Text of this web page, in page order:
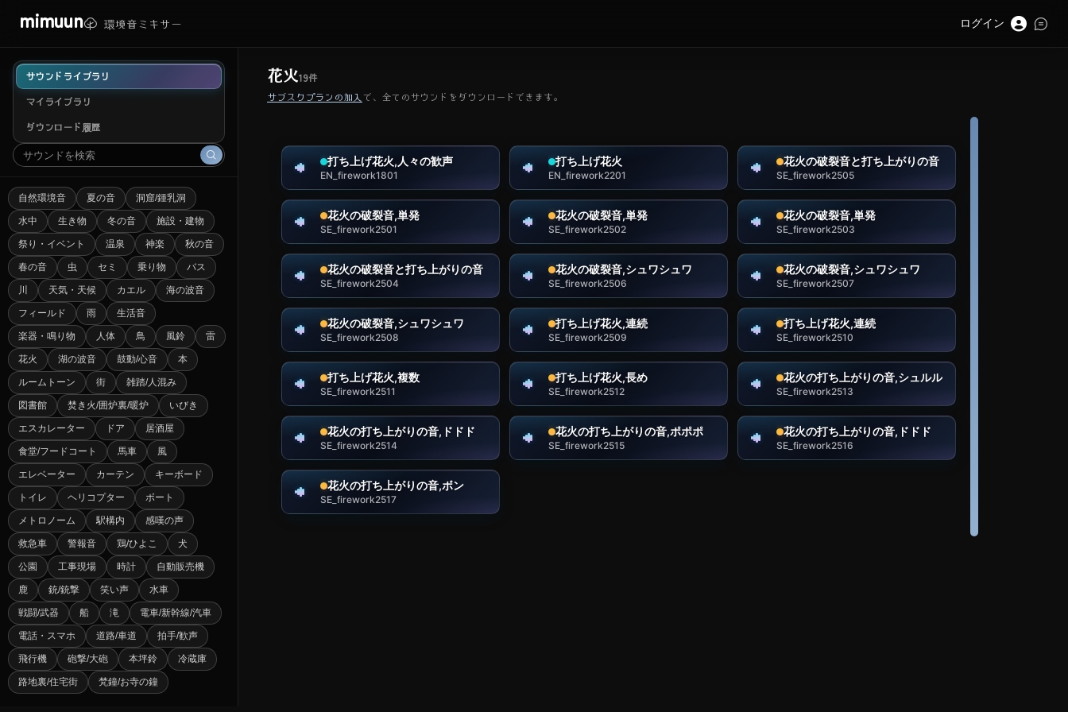
サウンドライブラリ
マイライブラリ
ダウンロード履歴
自然環境音 夏の音 洞窟/鍾乳洞
水中 生き物 冬の音 施設・建物
祭り・イベント 温泉 神楽 秋の音
春の音 虫 セミ 乗り物 バス
川 天気・天候 カエル 海の波音
フィールド 雨 生活音
楽器・鳴り物 人体 鳥 風鈴 雷
花火 湖の波音 鼓動/心音 本
ルームトーン 街 雑踏/人混み
図書館 焚き火/囲炉裏/暖炉 いびき
エスカレーター ドア 居酒屋
食堂/フードコート 馬車 風
エレベーター カーテン キーボード
トイレ ヘリコプター ボート
メトロノーム 駅構内 感嘆の声
救急車 警報音 鶏/ひよこ 犬
公園 工事現場 時計 自動販売機
鹿 銃/銃撃 笑い声 水車
戦闘/武器 船 滝 電車/新幹線/汽車
電話・スマホ 道路/車道 拍手/歓声
飛行機 砲撃/大砲 本坪鈴 冷蔵庫
路地裏/住宅街 梵鐘/お寺の鐘
花火19件
サブスクプランの加入 で、全てのサウンドをダウンロードできます。
打ち上げ花火,人々の歓声
EN_firework1801
打ち上げ花火
EN_firework2201
花火の破裂音と打ち上がりの音
SE_firework2505
花火の破裂音,単発
SE_firework2501
花火の破裂音,単発
SE_firework2502
花火の破裂音,単発
SE_firework2503
花火の破裂音と打ち上がりの音
SE_firework2504
花火の破裂音,シュワシュワ
SE_firework2506
花火の破裂音,シュワシュワ
SE_firework2507
花火の破裂音,シュワシュワ
SE_firework2508
打ち上げ花火,連続
SE_firework2509
打ち上げ花火,連続
SE_firework2510
打ち上げ花火,複数
SE_firework2511
打ち上げ花火,長め
SE_firework2512
花火の打ち上がりの音,シュルル
SE_firework2513
花火の打ち上がりの音,ドドド
SE_firework2514
花火の打ち上がりの音,ポポポ
SE_firework2515
花火の打ち上がりの音,ドドド
SE_firework2516
花火の打ち上がりの音,ボン
SE_firework2517
mimuun 環境音ミキサー ログイン